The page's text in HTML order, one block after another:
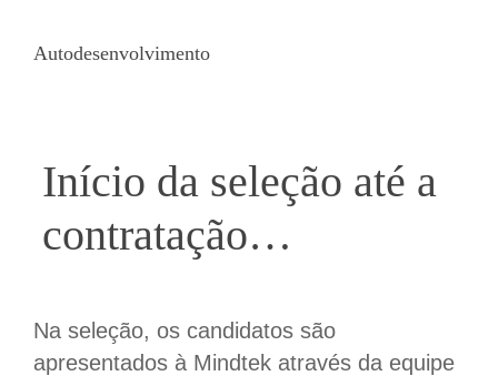
Autodesenvolvimento
Início da seleção até a
contratação…
Na seleção, os candidatos são
apresentados à Mindtek através da equipe